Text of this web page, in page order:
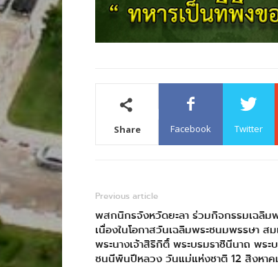
Share Facebook Twitter
Previous article
พสกนิกรจังหวัดยะลา ร่วมกิจกรรมเฉลิม
เนื่องในโอกาสวันเฉลิมพระชนมพรรษา ส
พระนางเจ้าสิริกิติ์ พระบรมราชินีนาถ พระ
ชนนีพันปีหลวง วันแม่แห่งชาติ 12 สิงหา